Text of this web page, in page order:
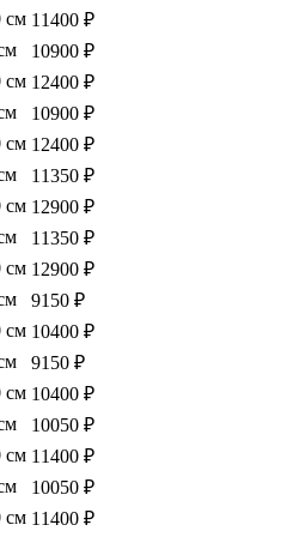
см 11400 ₽
10900 ₽
см 12400 ₽
10900 ₽
см 12400 ₽
11350 ₽
см 12900 ₽
11350 ₽
см 12900 ₽
9150 ₽
см 10400 ₽
9150 ₽
см 10400 ₽
10050 ₽
см 11400 ₽
10050 ₽
см 11400 ₽